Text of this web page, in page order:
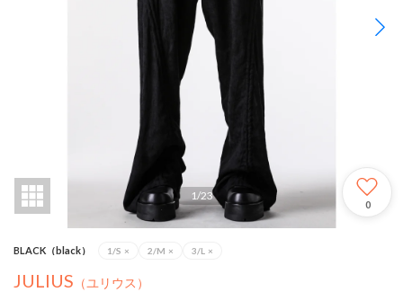
1/23
0
BLACK（black） 1/S × 2/M × 3/L ×
JULIUS （ユリウス）